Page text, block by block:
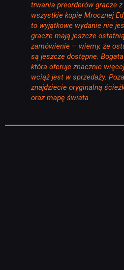
trwania preorderów gracze
wszystkie kopie Mrocznej
to wyjątkowe wydanie nie
gracze mają jeszcze
zamówienie – wiemy, że
są jeszcze dostępne.
która oferuje znacznie
wciąż jest w sprzedaży.
znajdziecie oryginalną
oraz mapę świata.